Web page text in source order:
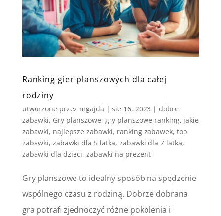
Ranking gier planszowych dla całej
rodziny
utworzone przez mgajda | sie 16, 2023 | dobre
zabawki, Gry planszowe, gry planszowe ranking, jakie
zabawki, najlepsze zabawki, ranking zabawek, top
zabawki, zabawki dla 5 latka, zabawki dla 7 latka,
zabawki dla dzieci, zabawki na prezent
Gry planszowe to idealny sposób na spędzenie
wspólnego czasu z rodziną. Dobrze dobrana
gra potrafi zjednoczyć różne pokolenia i